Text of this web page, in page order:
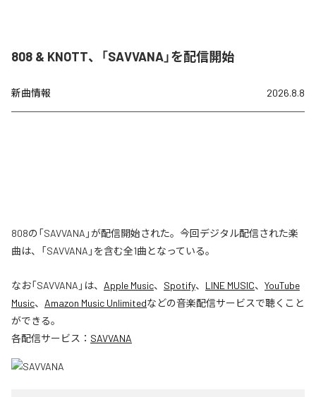
808 & KNOTT、「SAVVANA」を配信開始
新曲情報 2026.8.8
808の「SAVVANA」が配信開始された。今回デジタル配信された楽
曲は、「SAVVANA」を含む全1曲となっている。
なお「SAVVANA 」は、 Apple Music、 Spotify、 LINE MUSIC、 YouTube
Music、 Amazon Music Unlimitedなどの音楽配信サービスで聴くこと
ができる。
各配信サービス： SAVVANA